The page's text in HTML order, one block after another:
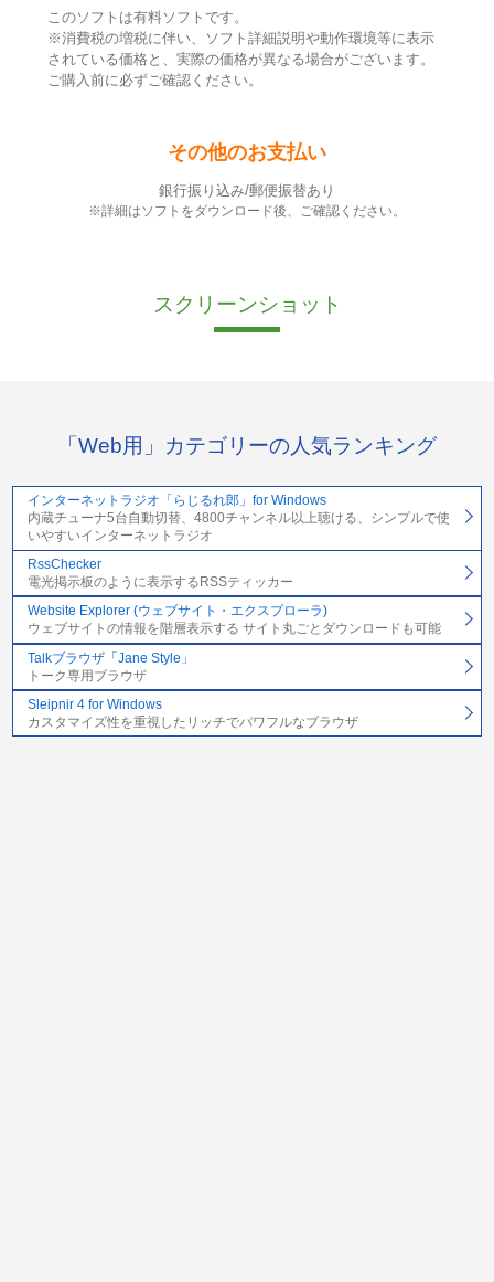
このソフトは有料ソフトです。
※消費税の増税に伴い、ソフト詳細説明や動作環境等に表示
されている価格と、実際の価格が異なる場合がございます。
ご購入前に必ずご確認ください。
その他のお支払い
銀行振り込み/郵便振替あり
※詳細はソフトをダウンロード後、ご確認ください。
スクリーンショット
「Web用」カテゴリーの人気ランキング
インターネットラジオ「らじるれ郎」for Windows
内蔵チューナ5台自動切替、4800チャンネル以上聴ける、シンプルで使
いやすいインターネットラジオ
RssChecker
電光掲示板のように表示するRSSティッカー
Website Explorer (ウェブサイト・エクスプローラ)
ウェブサイトの情報を階層表示する サイト丸ごとダウンロードも可能
Talkブラウザ「Jane Style」
トーク専用ブラウザ
Sleipnir 4 for Windows
カスタマイズ性を重視したリッチでパワフルなブラウザ